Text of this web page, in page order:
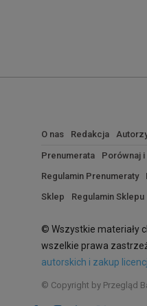
O nas Redakcja
Prenumerata Porównaj i
Regulamin Prenumeraty
Sklep
Regulamin Sklepu
© Wszystkie materiały
wszelkie prawa
autorskich i zakup
© Copyright by Przegląd